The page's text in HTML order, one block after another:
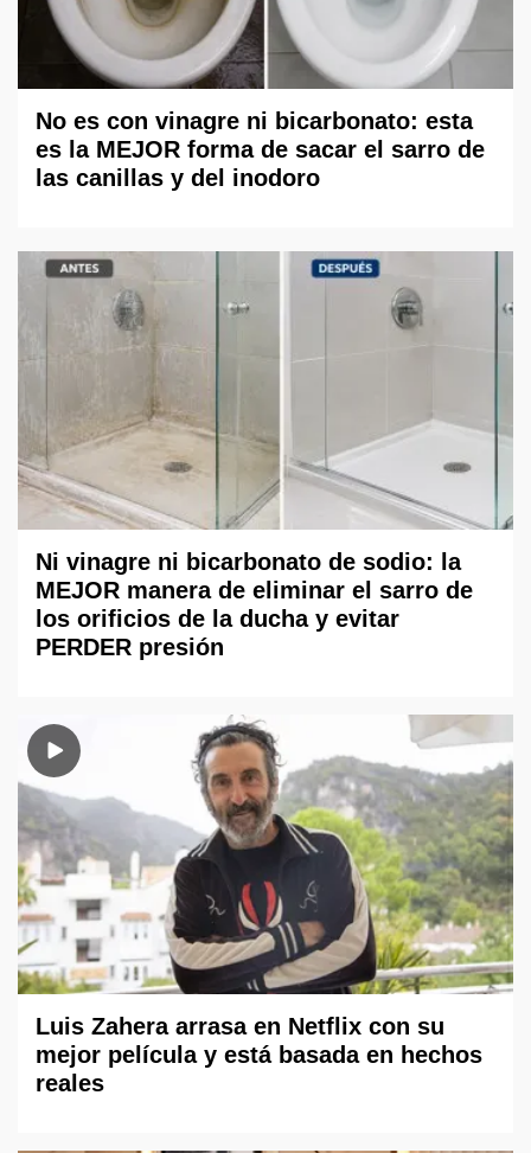
No es con vinagre ni bicarbonato: esta
es la MEJOR forma de sacar el sarro de
las canillas y del inodoro
Ni vinagre ni bicarbonato de sodio: la
MEJOR manera de eliminar el sarro de
los orificios de la ducha y evitar
PERDER presión
Luis Zahera arrasa en Netflix con su
mejor película y está basada en hechos
reales